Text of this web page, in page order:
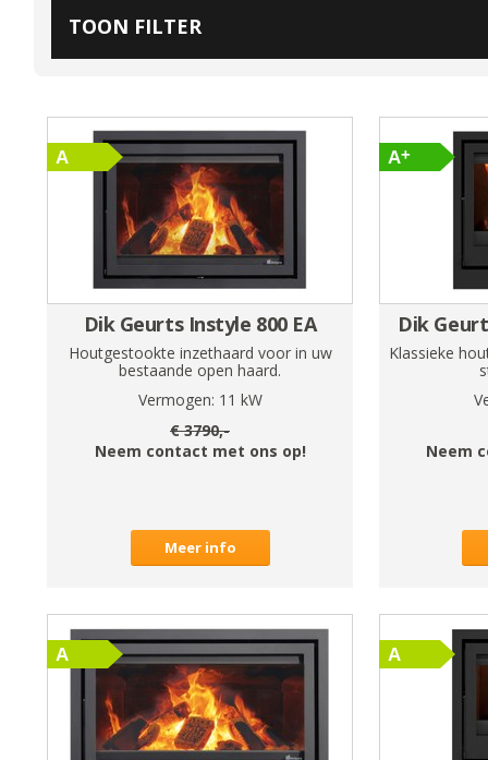
TOON FILTER
Dik Geurts Instyle 800 EA
Houtgestookte inzethaard voor in uw
bestaande open haard.
Vermogen: 11 kW
€3790,-
Neem contact met ons op!
Meer info
Dik
Klassieke
Neem